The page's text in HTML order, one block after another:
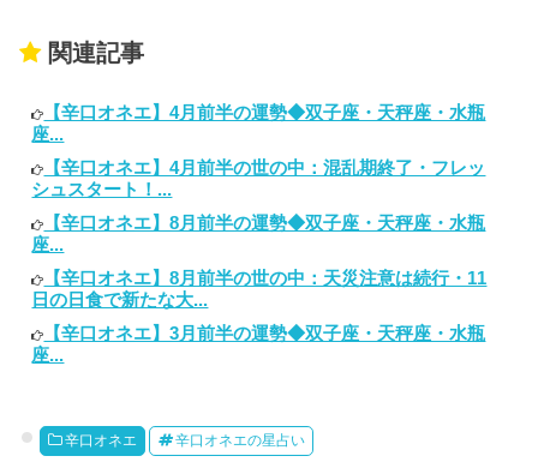
関連記事
【辛口オネエ】4月前半の運勢◆双子座・天秤座・水瓶
座...
【辛口オネエ】4月前半の世の中：混乱期終了・フレッ
シュスタート！...
【辛口オネエ】8月前半の運勢◆双子座・天秤座・水瓶
座...
【辛口オネエ】8月前半の世の中：天災注意は続行・11
日の日食で新たな大...
【辛口オネエ】3月前半の運勢◆双子座・天秤座・水瓶
座...
辛口オネエ 辛口オネエの星占い